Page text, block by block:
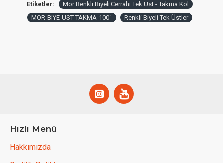
Etiketler:
Mor Renkli Biyeli Cerrahi Tek Üst - Takma Kol
MOR-BIYE-UST-TAKMA-1001
Renkli Biyeli Tek Üstler
Hızlı Menü
Hakkımızda